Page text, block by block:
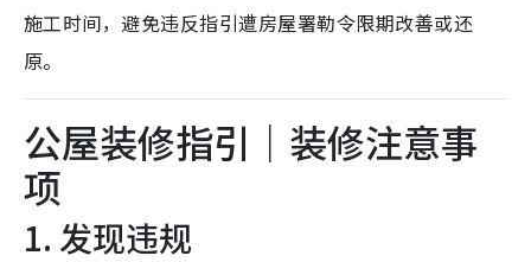
施工时间，避免违反指引遭房屋署勒令限期改善或还
原。
公屋装修指引｜装修注意事
项
1. 发现违规